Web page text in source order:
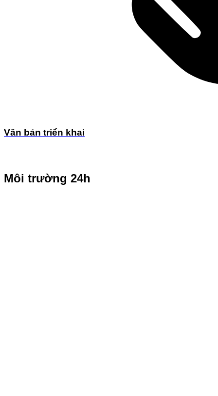
Văn bản triển khai
Môi trường 24h